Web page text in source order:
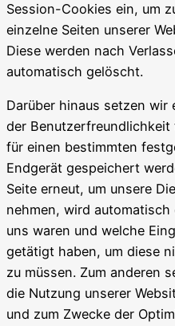
Session-Cookies ein, um
einzelne Seiten unserer
Diese werden nach
automatisch gelöscht.
Darüber hinaus setzen wir
der
für einen bestimmten
Endgerät gespeichert
Seite erneut, um unsere
nehmen, wird
uns waren und welche
getätigt haben, um diese
zu müssen. Zum anderen
die Nutzung unserer
und zum Zwecke der